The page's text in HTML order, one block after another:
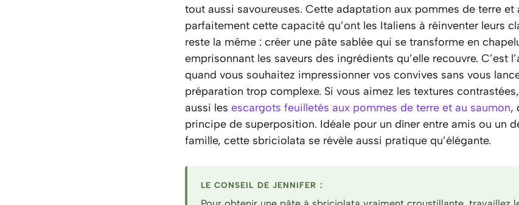
tout aussi savoureuses. Cette adaptation aux pommes de terre et
parfaitement cette capacité qu’ont les Italiens à réinventer leurs
reste la même : créer une pâte sablée qui se transforme en
emprisonnant les saveurs des ingrédients qu’elle recouvre. C’est
quand vous souhaitez impressionner vos convives sans vous
préparation trop complexe. Si vous aimez les textures
aussi les escargots feuilletés aux pommes de terre et au saumon,
principe de superposition. Idéale pour un dîner entre amis ou un
famille, cette sbriciolata se révèle aussi pratique qu’élégante.
LE CONSEIL DE JENNIFER :